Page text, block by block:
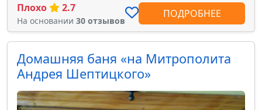
Плохо 2.7
На основании 30 отзывов
ПОДРОБНЕЕ
Домашняя баня «на Митрополита
Андрея Шептицкого»